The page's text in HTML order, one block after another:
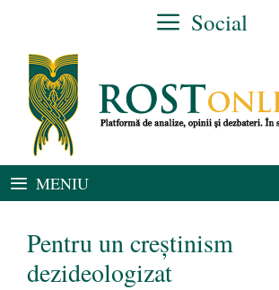
conținut
Social
MENIU
Pentru un creștinism
dezideologizat